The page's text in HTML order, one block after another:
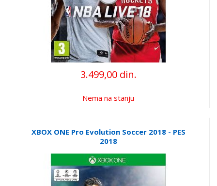
3.499,00 din.
Nema na stanju
XBOX ONE Pro Evolution Soccer 2018 - PES
2018